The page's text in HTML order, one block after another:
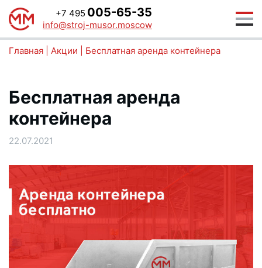
+7 495 005-65-35
info@stroj-musor.moscow
Главная Акции Бесплатная аренда контейнера
Бесплатная аренда
контейнера
22.07.2021